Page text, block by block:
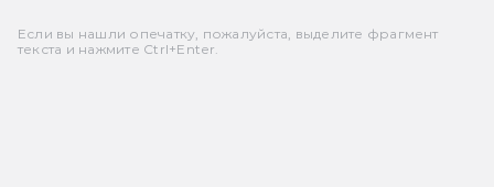
Если вы нашли опечатку, пожалуйста, выделите фрагмент
текста и нажмите Ctrl+Enter.